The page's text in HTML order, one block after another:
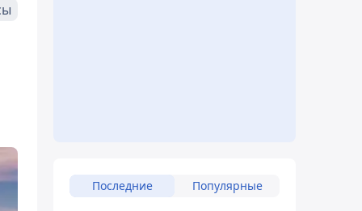
Последние Популярные